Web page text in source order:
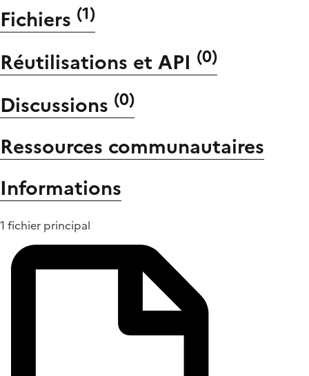
Fichiers (1)
Réutilisations et API (0)
Discussions (0)
Ressources communautaires
Informations
1 fichier principal